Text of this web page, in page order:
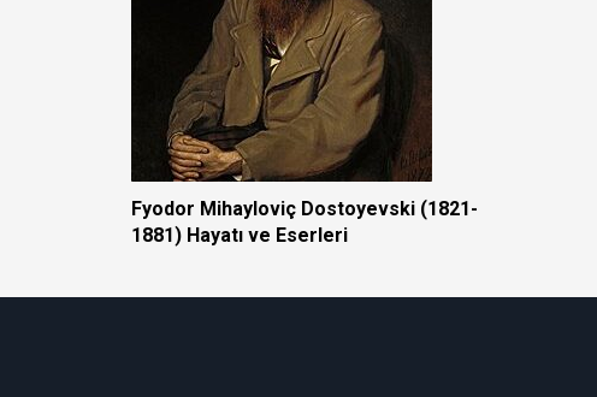
Fyodor Mihayloviç Dostoyevski (1821-
1881) Hayatı ve Eserleri